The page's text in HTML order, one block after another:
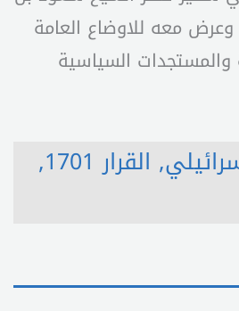
معه للاوضاع العامة
السياسية
, القرار 1701
,